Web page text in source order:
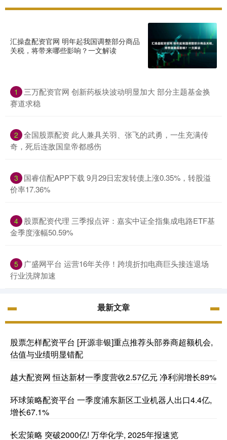
汇操盘配资官网 明年起我国调整部分商品
关税，将带来哪些影响？一文解读
1
三万配资官网 创新药板块波动明显加大 部分主题基金换
赛道求稳
2 全国股票配资 此人兼具关羽、张飞的武勇，一生充满传
奇，死后连敌国皇帝都感伤
3
国睿信配APP下载 9月29日宏发转债上涨0.35%，转股溢
价率17.36%
4 股票配资代理 三季报点评：嘉实中证全指集成电路ETF基
金季度涨幅50.59%
5 广盛网平台 运营16年关停！跨境折扣电商巨头接连退场
行业洗牌加速
最新文章
股票怎样配资平台 [开源非银]重点推荐头部券商超额机会,
估值与业绩明显错配
越大配资网 恒达新材一季度营收2.57亿元 净利润增长89%
环球策略配资平台 一季度浦东新区工业机器人出口4.4亿,
增长67.1%
长宏策略 突破2000亿! 万华化学, 2025年报速览